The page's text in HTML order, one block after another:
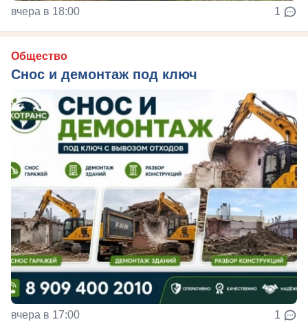
вчера в 18:00 1
Общество
Снос и демонтаж под ключ
вчера в 17:00 1